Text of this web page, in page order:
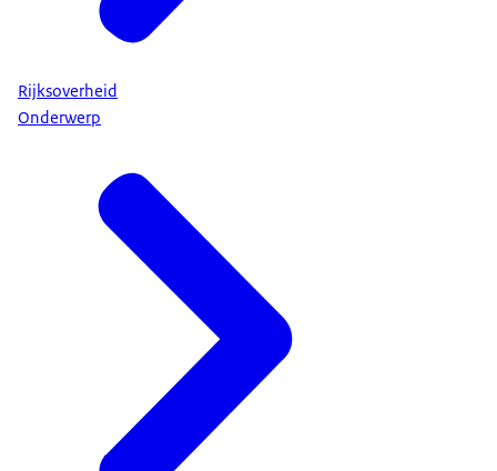
Rijksoverheid
Onderwerp